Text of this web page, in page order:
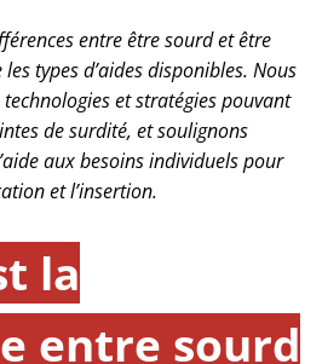
entre être sourd et être
types d’aides disponibles. Nous
et stratégies pouvant
de surdité, et soulignons
aux besoins individuels pour
et l’insertion.
la
entre sourd